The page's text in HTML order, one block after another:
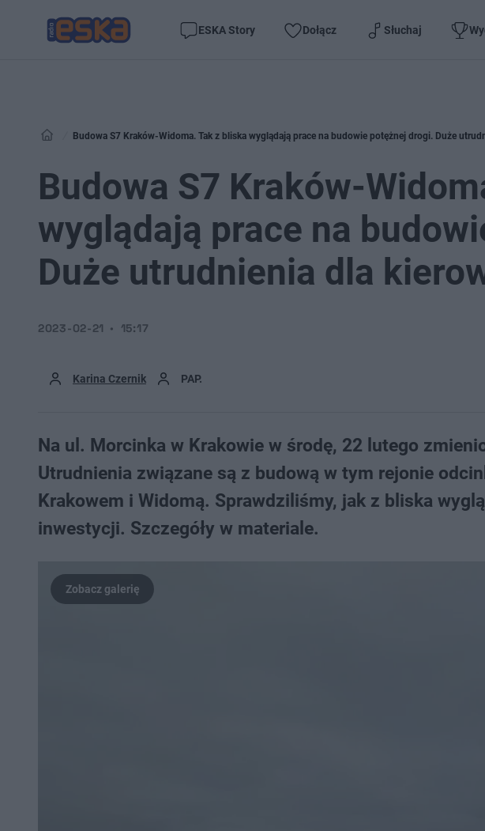
ESKA Story Dołącz Słuchaj
Budowa S7 Kraków-Widoma. Tak z bliska wyglądają prace na budowie potężnej drogi. Duże
Budowa S7 Kraków-
wyglądają prace na
Duże utrudnienia dla
Karina Czernik PAP.
2023-02-21 15:17
Na ul. Morcinka w Krakowie w środę, 22 lutego
Utrudnienia związane są z budową w tym rejonie
Krakowem i Widomą. Sprawdziliśmy, jak z bliska
inwestycji. Szczegóły w materiale.